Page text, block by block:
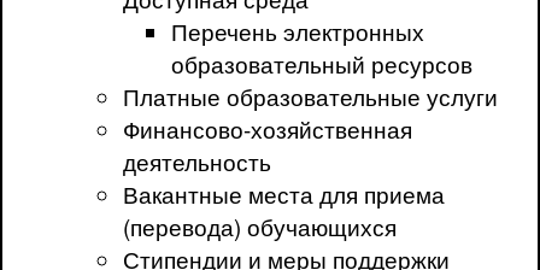
Перечень электронных
образовательный ресурсов
Платные образовательные услуги
Финансово-хозяйственная
деятельность
Вакантные места для приема
(перевода) обучающихся
Стипендии и меры поддержки